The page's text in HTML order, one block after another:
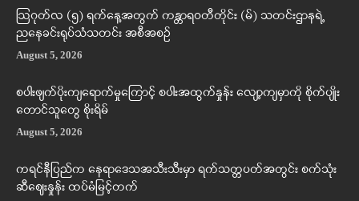
ဩဂုတ်လ (၅) ရက်နေ့အတွက် ကန္တာရဝတီတိုင်း (မ်) သတင်းဌာနရဲ့
ညနေခင်းရုပ်သံသတင်း အစီအစဉ်
August 5, 2026
စပါးဖျက်ပိုးကျရောက်မှုကြောင့် စပါးအထွက်နှုန်း လျော့ကျမှာကို စိုက်ပျိုး
တောင်သူတွေ စိုးရိမ်
August 5, 2026
ကရင်နီပြည်က နေရာဒေသအသီးသီးမှာ ရက်သတ္တပတ်အတွင်း စက်သုံး
ဆီဈေးနှုန်း ထပ်မံမြင့်တက်